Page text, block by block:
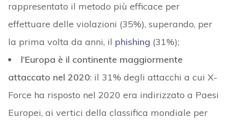
rappresentato il metodo più efficace per
effettuare delle violazioni (35%), superando, per
la prima volta da anni, il phishing (31%);
l’Europa è il continente maggiormente
attaccato nel 2020: il 31% degli attacchi a cui X-
Force ha risposto nel 2020 era indirizzato a Paesi
Europei, ai vertici della classifica mondiale per